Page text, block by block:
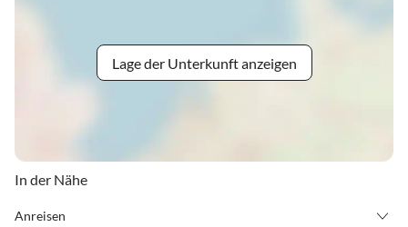
Lage der Unterkunft anzeigen
In der Nähe
Anreisen